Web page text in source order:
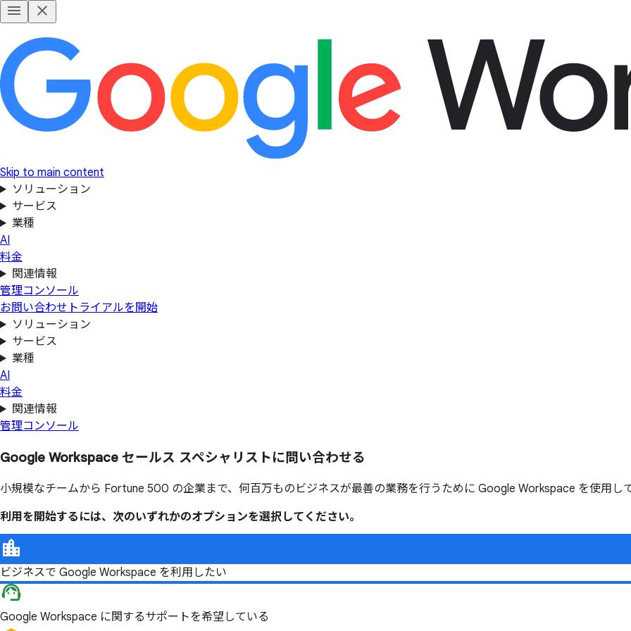
Skip to main content
ソリューション
サービス
業種
AI
料金
関連情報
管理コンソール
お問い合わせ トライアルを開始
ソリューション
サービス
業種
AI
料金
関連情報
管理コンソール
Google Workspace セールス スペシャリストに 問い合わせる
小規模なチームから Fortune 500 の企業まで、何百万ものビジネスが最善の業務を行うために Google Workspace を使用して
利用を開始するには、次のいずれかのオプションを選択してください。
ビジネスで Google Workspace を利用したい
Google Workspace に関するサポートを希望している